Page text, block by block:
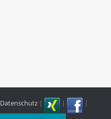
Datenschutz| |